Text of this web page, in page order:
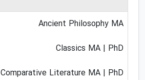
Ancient Philosophy MA
Classics MA | PhD
Comparative Literature MA | PhD